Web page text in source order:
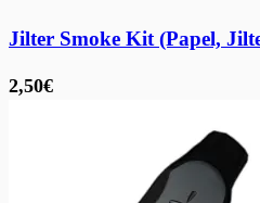
Jilter Smoke Kit (Papel,
2,50€